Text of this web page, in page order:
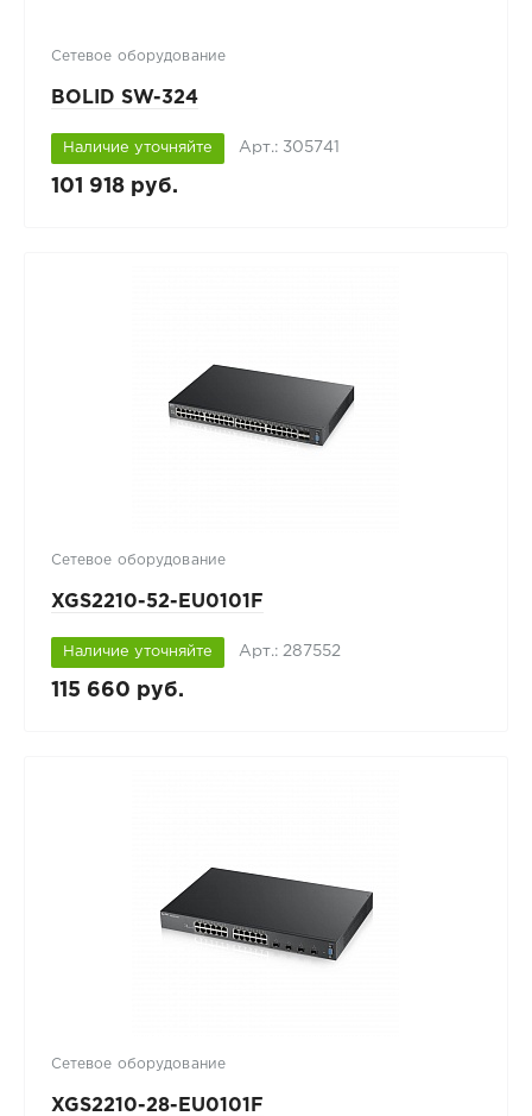
Сетевое оборудование
BOLID SW-324
Наличие уточняйте Арт.: 305741
101 918 руб.
Сетевое оборудование
XGS2210-52-EU0101F
Наличие уточняйте Арт.: 287552
115 660 руб.
Сетевое оборудование
XGS2210-28-EU0101F